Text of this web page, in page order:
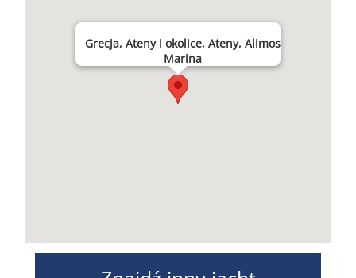
Grecja, Ateny i okolice, Ateny, Alimos
Marina